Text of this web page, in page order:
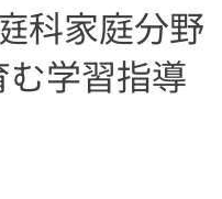
科家庭分野
学習指導